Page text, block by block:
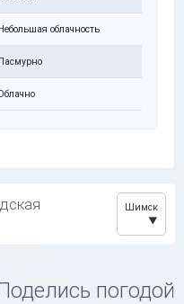
облачность
Шимск
погодой